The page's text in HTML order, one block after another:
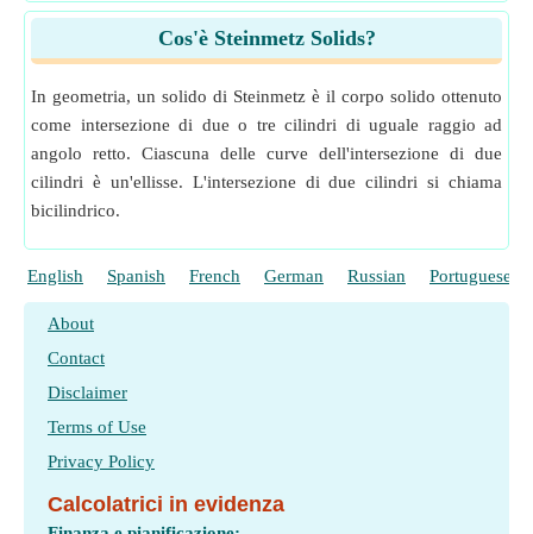
Cos'è Steinmetz Solids?
In geometria, un solido di Steinmetz è il corpo solido ottenuto
come intersezione di due o tre cilindri di uguale raggio ad
angolo retto. Ciascuna delle curve dell'intersezione di due
cilindri è un'ellisse. L'intersezione di due cilindri si chiama
bicilindrico.
English Spanish French German Russian Portuguese
About
Contact
Disclaimer
Terms of Use
Privacy Policy
Calcolatrici in evidenza